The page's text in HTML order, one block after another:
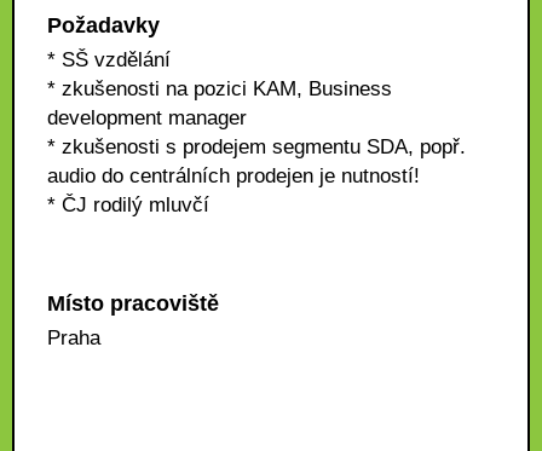
Požadavky
* SŠ vzdělání
* zkušenosti na pozici KAM, Business
development manager
* zkušenosti s prodejem segmentu SDA, popř.
audio do centrálních prodejen je nutností!
* ČJ rodilý mluvčí
Místo pracoviště
Praha